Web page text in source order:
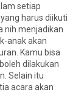
setiap
harus diikuti
nih menjadikan
anak akan
Kamu bisa
dilakukan
Selain itu
acara akan